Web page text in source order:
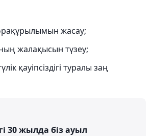
жасау;
жалақысын түзеу;
қауіпсіздігі туралы заң
30 жылда біз ауыл